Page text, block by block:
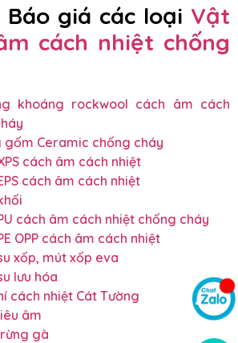
giá các loại Vật
cách nhiệt chống
khoáng rockwool cách âm cách
gốm Ceramic chống cháy
cách âm cách nhiệt
cách âm cách nhiệt
cách âm cách nhiệt chống cháy
OPP cách âm cách nhiệt
xốp, mút xốp eva
lưu hóa
cách nhiệt Cát Tường
âm
gà